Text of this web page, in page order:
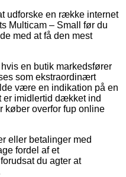
udforske en række internet
Multicam – Small før du
med at få den mest
en butik markedsfører
som ekstraordinært
være en indikation på en
er imidlertid dækket ind
køber overfor fup online
eller betalinger med
fordel af et
du agter at